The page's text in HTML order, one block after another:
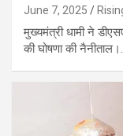
June 7, 2025
मुख्यमंत्री धामी ने
की घोषणा की